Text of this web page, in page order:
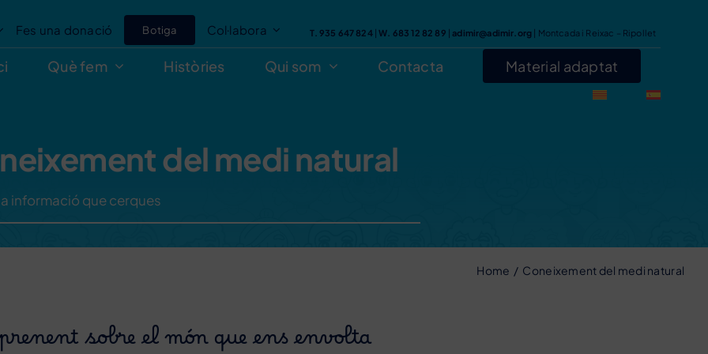
Fes una donació Botiga Col·labora T. 935 647 824|W. 683 12 82 89 |adimir@adimir.org | Montcada i Reixac – Ripollet
Què fem Històries Qui som Contacta Material adaptat
del medi natural
Home Coneixement del medi natural
sobre el món que ens envolta